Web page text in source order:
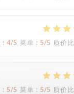
: 4/5 菜单 : 5/5 质价比
: 5/5 菜单 : 5/5 质价比